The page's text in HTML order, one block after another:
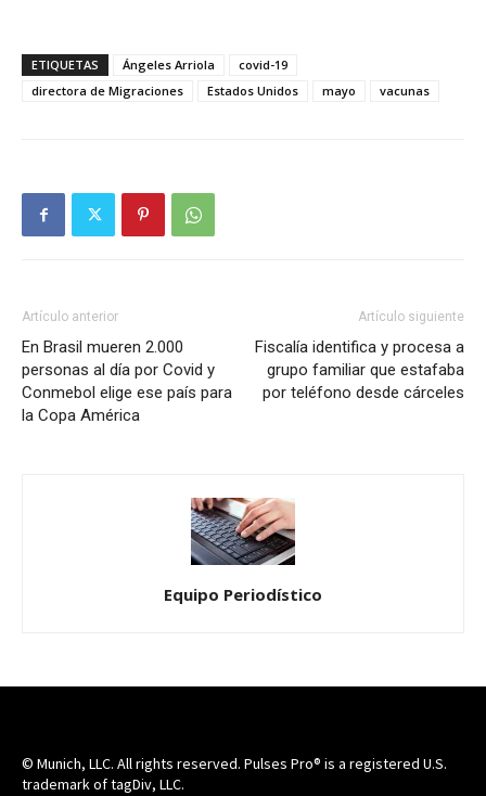
ETIQUETAS Ángeles Arriola
covid-19
directora de Migraciones
Estados Unidos mayo vacunas
Artículo anterior
En Brasil mueren 2.000
personas al día por Covid y
Conmebol elige ese país para
la Copa América
Artículo siguiente
Fiscalía identifica y procesa a
grupo familiar que estafaba
por teléfono desde cárceles
Equipo Periodístico
© Munich, LLC. All rights reserved. Pulses Pro® is a registered U.S.
trademark of tagDiv, LLC.